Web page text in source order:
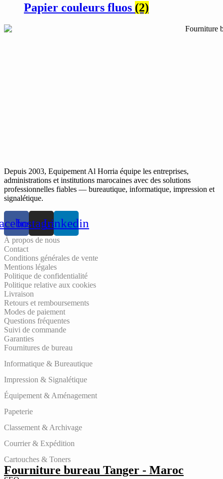
Papier couleurs fluos (2)
Depuis 2003, Equipement Al Horria équipe les entreprises,
administrations et institutions marocaines avec des solutions
professionnelles fiables — bureautique, informatique, impression et
signalétique.
InstagramLinkedin
À propos de nous
Contact
Conditions générales de vente
Mentions légales
Politique de confidentialité
Politique relative aux cookies
Livraison
Retours et remboursements
Modes de paiement
Questions fréquentes
Suivi de commande
Garanties
Fournitures de bureau
Informatique & Bureautique
Impression & Signalétique
Équipement & Aménagement
Papeterie
Classement & Archivage
Courrier & Expédition
Cartouches & Toners
Fourniture bureau Tanger - Maroc